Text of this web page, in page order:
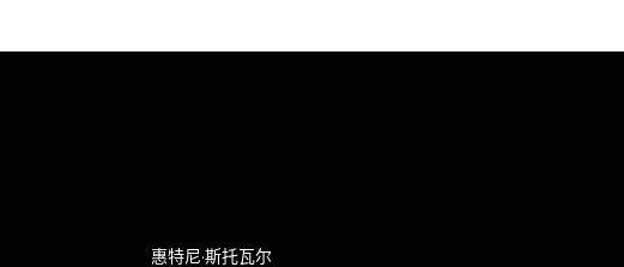
惠特尼·斯托瓦尔